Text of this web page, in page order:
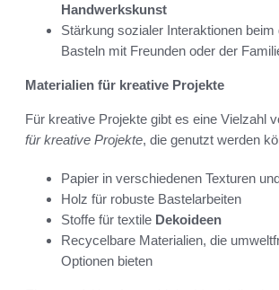
Handwerkskunst
Stärkung sozialer Interaktionen
Basteln mit Freunden oder der
Materialien für kreative Projekte
Für kreative Projekte gibt es eine Vielzahl
für kreative Projekte, die genutzt werden
Papier in verschiedenen Texturen
Holz für robuste Bastelarbeiten
Stoffe für textile Dekoideen
Recycelbare Materialien, die
Optionen bieten